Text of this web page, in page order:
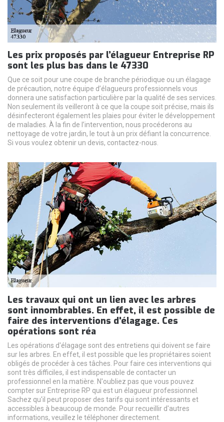
Les prix proposés par l’élagueur Entreprise RP
sont les plus bas dans le 47330
Que ce soit pour une coupe de branche périodique ou un élagage
de précaution, notre équipe d’élagueurs professionnels vous
donnera une satisfaction particulière par la qualité de ses services.
Non seulement ils veilleront à ce que la coupe soit précise, mais ils
désinfecteront également les plaies pour éviter le développement
de maladies. À la fin de l’intervention, nous procéderons au
nettoyage de votre jardin, le tout à un prix défiant la concurrence.
Si vous voulez obtenir un devis, contactez-nous.
Les travaux qui ont un lien avec les arbres
sont innombrables. En effet, il est possible de
faire des interventions d'élagage. Ces
opérations sont réa
Les opérations d'élagage sont des entretiens qui doivent se faire
sur les arbres. En effet, il est possible que les propriétaires soient
obligés de procéder à ces tâches. Pour faire ces interventions qui
sont très difficiles, il est indispensable de contacter un
professionnel en la matière. N'oubliez pas que vous pouvez
compter sur Entreprise RP qui est un élagueur professionnel.
Sachez qu'il peut proposer des tarifs qui sont intéressants et
accessibles à beaucoup de monde. Pour recueillir d'autres
informations, veuillez le téléphoner directement.